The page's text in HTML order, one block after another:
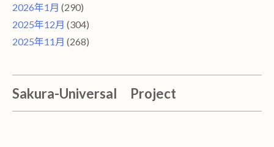
2026年1月 (290)
2025年12月 (304)
2025年11月 (268)
Sakura-Universal Project